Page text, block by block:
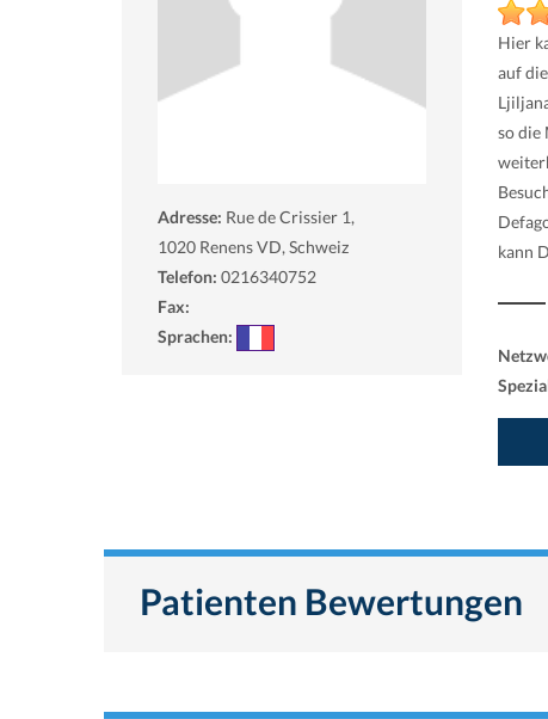
Adresse: Rue de Crissier 1,
1020 Renens VD, Schweiz
Telefon: 0216340752
Fax:
Sprachen:
Hier
auf
so die
kann
Patienten Bewertungen